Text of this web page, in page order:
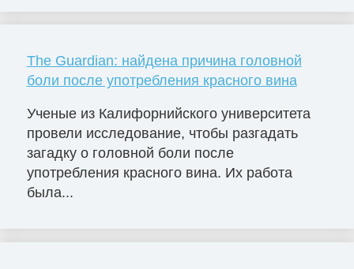
The Guardian: найдена причина головной
боли после употребления красного вина
Ученые из Калифорнийского университета
провели исследование, чтобы разгадать
загадку о головной боли после
употребления красного вина. Их работа
была...